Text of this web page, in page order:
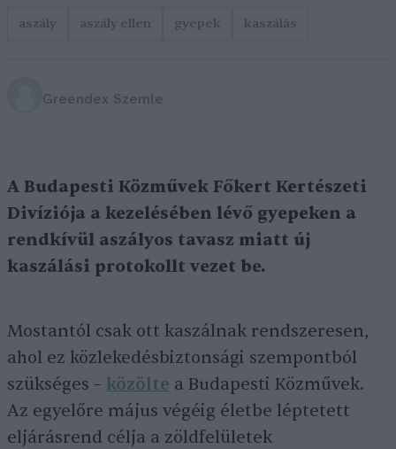
aszály aszály ellen gyepek kaszálás
Greendex Szemle
A Budapesti Közművek Főkert Kertészeti
Divíziója a kezelésében lévő gyepeken a
rendkívül aszályos tavasz miatt új
kaszálási protokollt vezet be.
Mostantól csak ott kaszálnak rendszeresen,
ahol ez közlekedésbiztonsági szempontból
szükséges – közölte a Budapesti Közművek.
Az egyelőre május végéig életbe léptetett
eljárásrend célja a zöldfelületek